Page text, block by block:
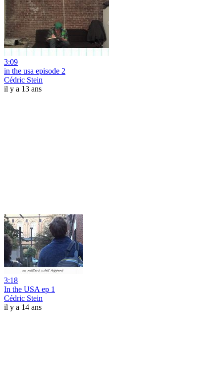
3:09
in the usa episode 2
Cédric Stein
il y a 13 ans
3:18
In the USA ep 1
Cédric Stein
il y a 14 ans